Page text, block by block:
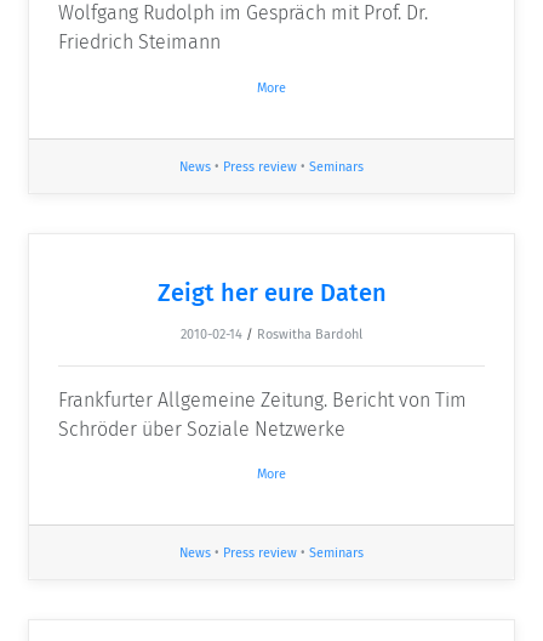
Wolfgang Rudolph im Gespräch mit Prof. Dr.
Friedrich Steimann
More
News • Press review • Seminars
Zeigt her eure Daten
2010-02-14 / Roswitha Bardohl
Frankfurter Allgemeine Zeitung. Bericht von Tim
Schröder über Soziale Netzwerke
More
News • Press review • Seminars